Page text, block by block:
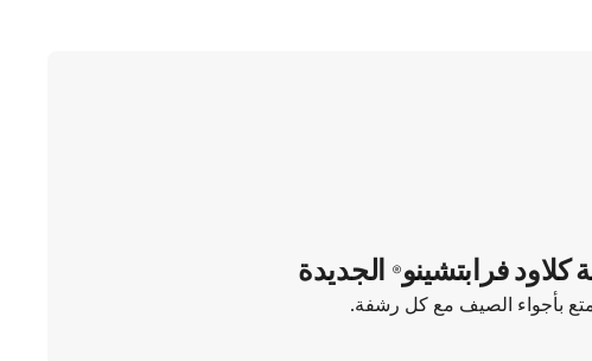
فرابتشينو® الجديدة
بأجواء الصيف مع كل رشفة.